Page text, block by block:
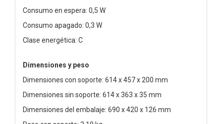
Consumo en espera: 0,5 W
Consumo apagado: 0,3 W
Clase energética: C
Dimensiones y peso
Dimensiones con soporte: 614 x 457 x 200 mm
Dimensiones sin soporte: 614 x 363 x 35 mm
Dimensiones del embalaje: 690 x 420 x 126 mm